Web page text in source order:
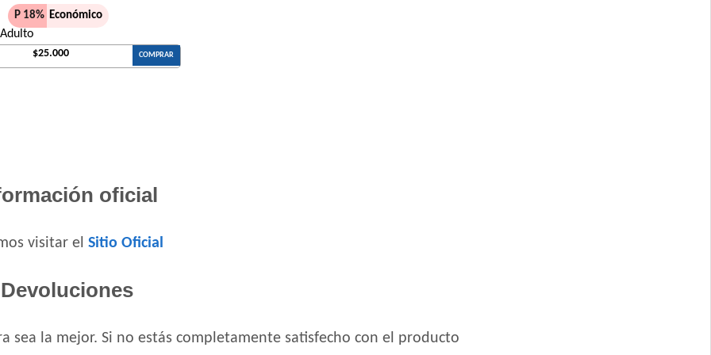
Maxxium Gato Trucha Patagónica
Mi Amigo Gato Adulto
Nutribon Plus Gato Adulto
Nutribon XQ Urinary
Old Prince Equilibrium Gato Adulto
P 18% Económico
$25.000 COMPRAR
oficial
visitar el Sitio Oficial
Devoluciones
sea la mejor. Si no estás completamente satisfecho con el producto